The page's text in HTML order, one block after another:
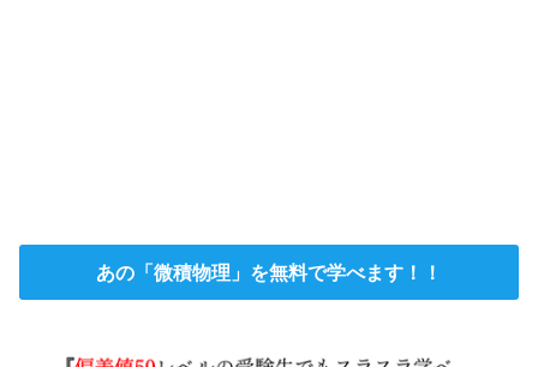
あの「微積物理」を無料で学べます！！